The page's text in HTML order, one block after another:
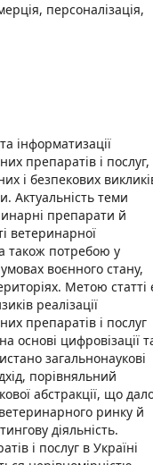
персоналізація,
інформатизації
препаратів і послуг,
і безпекових
Актуальність теми
препарати й
ветеринарної
також потребою у
воєнного стану,
Метою статті
реалізації
препаратів і послуг
основі цифровізації
загальнонаукові
порівняльний
абстракції, що
ринку й
діяльність.
і послуг в Україні